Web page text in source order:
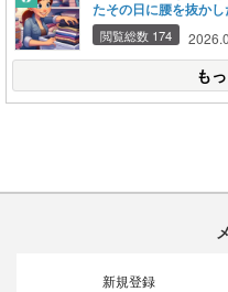
たその日に腰を抜か
閲覧総数 174
も
新規登録